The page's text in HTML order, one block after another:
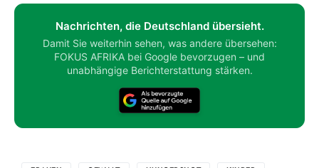
Nachrichten, die Deutschland übersieht.
Damit Sie weiterhin sehen, was andere übersehen:
FOKUS AFRIKA bei Google bevorzugen – und
unabhängige Berichterstattung stärken.